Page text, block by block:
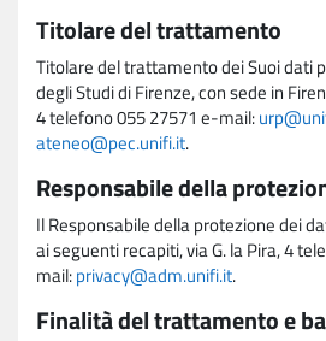
Titolare del trattamento
Titolare del trattamento dei Suoi dati
degli Studi di Firenze, con sede in
4 telefono 055 27571 e-mail:
ateneo@pec.unifi.it.
Responsabile della
Il Responsabile della protezione dei
ai seguenti recapiti, via G. la Pira, 4
mail:privacy@adm.unifi.it.
Finalità del trattamento e